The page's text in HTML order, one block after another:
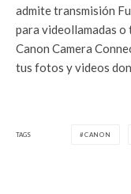
admite transmisión
para videollamadas o
Canon Camera
tus fotos y videos
TAGS CANON